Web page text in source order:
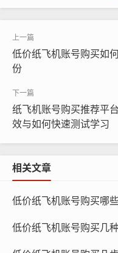
纸飞机账号购买, 在线
关注度：选择关注度高
是吸引粉丝的关键，选
可以增加账号与目标受
低价纸飞机账号购买如
份
纸飞机账号购买推荐平
效与如何快速测试学习
相关文章
低价纸飞机账号购买哪
低价纸飞机账号购买几